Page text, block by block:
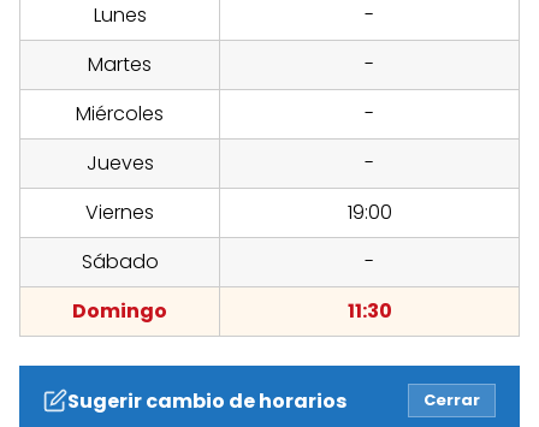
Lunes
-
Martes
-
Miércoles
-
Jueves
-
Viernes
19:00
Sábado
-
Domingo
11:30
Sugerir cambio de horarios Cerrar